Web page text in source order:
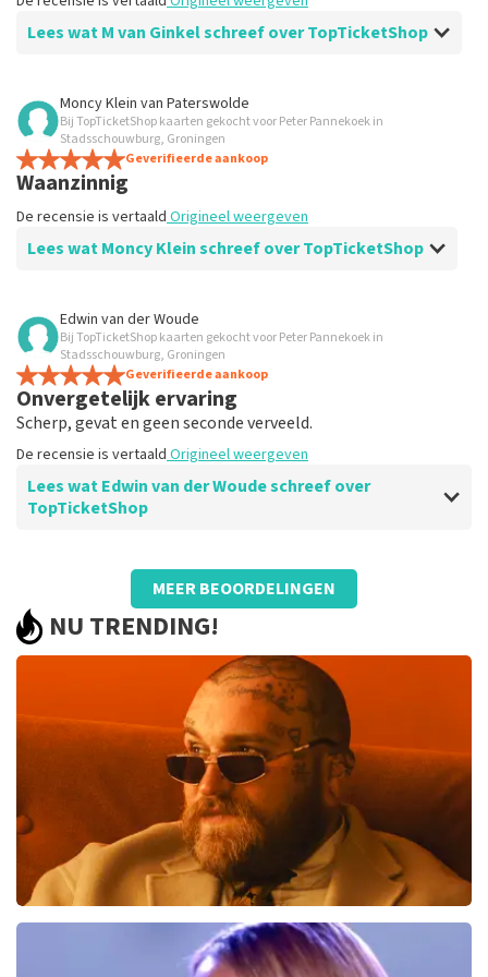
Lees wat M van Ginkel schreef over TopTicketShop
Beoordeling van M van Ginkel over
Prima
De recensie is vertaaldOrigineel weergeven
Moncy Klein van Paterswolde
Bij TopTicketShop kaarten gekocht voor Peter Pannekoek in
Stadsschouwburg, Groningen
Geverifieerde aankoop
Waanzinnig
De recensie is vertaald Origineel weergeven
Lees wat Moncy Klein schreef over TopTicketShop
Beoordeling van Moncy Klein over
Uitstekend
De recensie is vertaaldOrigineel weergeven
Edwin van der Woude
Bij TopTicketShop kaarten gekocht voor Peter Pannekoek in
Stadsschouwburg, Groningen
Geverifieerde aankoop
Onvergetelijk ervaring
Scherp, gevat en geen seconde verveeld.
De recensie is vertaald Origineel weergeven
Lees wat Edwin van der Woude schreef over
TopTicketShop
Beoordeling van Edwin van der Woude overTopTicketShop
Probleemloos verlopen.
Niks op aan te merken. Ga zo door.
De recensie is vertaaldOrigineel weergeven
MEER BEOORDELINGEN
NU TRENDING!
laatste 30 minuten